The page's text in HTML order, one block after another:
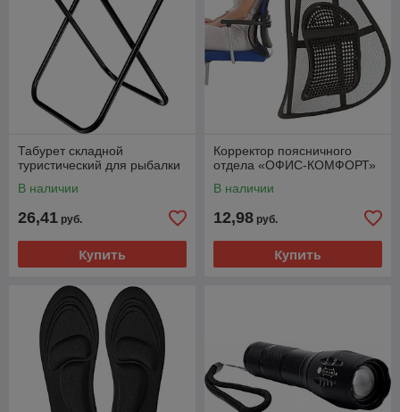
Табурет складной
туристический для рыбалки
В наличии
26,41 руб.
Купить
Корректор поясничного
отдела «ОФИС-КОМФОРТ»
В наличии
12,98 руб.
Купить